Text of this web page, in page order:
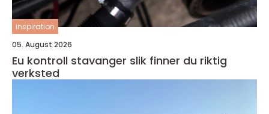
inspiration
05. August 2026
Eu kontroll stavanger slik finner du riktig
verksted